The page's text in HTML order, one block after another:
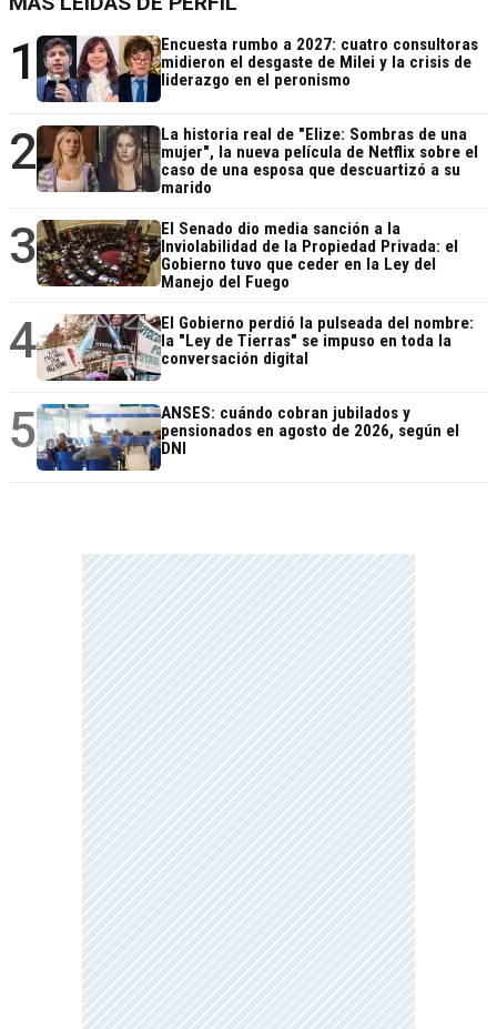
1
Encuesta rumbo a 2027: cuatro consultoras
midieron el desgaste de Milei y la crisis de
liderazgo en el peronismo
2
La historia real de "Elize: Sombras de una
mujer", la nueva película de Netflix sobre el
caso de una esposa que descuartizó a su
marido
3
El Senado dio media sanción a la
Inviolabilidad de la Propiedad Privada: el
Gobierno tuvo que ceder en la Ley del
Manejo del Fuego
4
El Gobierno perdió la pulseada del nombre:
la "Ley de Tierras" se impuso en toda la
conversación digital
5
ANSES: cuándo cobran jubilados y
pensionados en agosto de 2026, según el
DNI